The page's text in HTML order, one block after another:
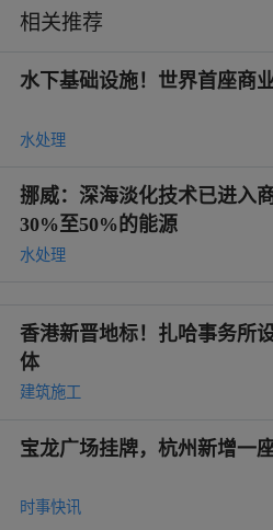
相关推荐
水下基础设施！世界首座商
水处理
挪威：深海淡化技术已进入
30%至50%的能源
水处理
香港新晋地标！扎哈事务所
体
建筑施工
宝龙广场挂牌，杭州新增一
时事快讯